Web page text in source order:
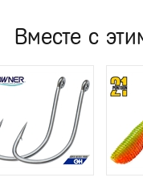
Вместе с